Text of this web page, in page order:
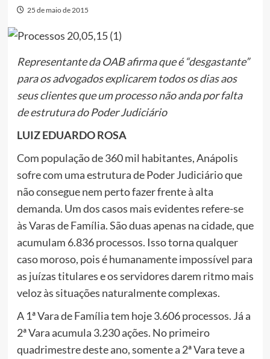
25 de maio de 2015
Representante da OAB afirma que é “desgastante”
para os advogados explicarem todos os dias aos
seus clientes que um processo não anda por falta
de estrutura do Poder Judiciário
LUIZ EDUARDO ROSA
Com população de 360 mil habitantes, Anápolis
sofre com uma estrutura de Poder Judiciário que
não consegue nem perto fazer frente à alta
demanda. Um dos casos mais evidentes refere-se
às Varas de Família. São duas apenas na cidade, que
acumulam 6.836 processos. Isso torna qualquer
caso moroso, pois é humanamente impossível para
as juízas titulares e os servidores darem ritmo mais
veloz às situações naturalmente complexas.
A 1ª Vara de Família tem hoje 3.606 processos. Já a
2ª Vara acumula 3.230 ações. No primeiro
quadrimestre deste ano, somente a 2ª Vara teve a